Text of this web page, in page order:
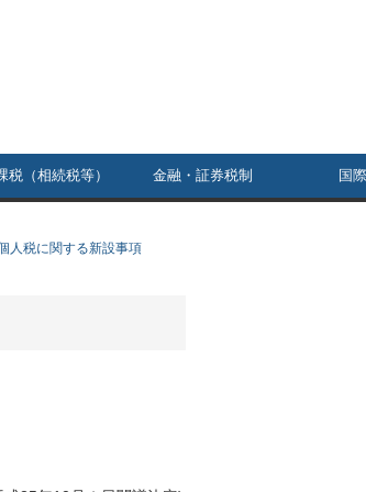
税（相続税等） 金融・証券税制 国
人税に関する新設事項